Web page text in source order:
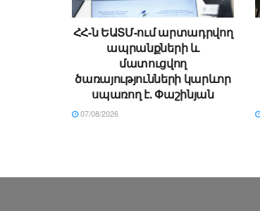
ՀՀ-ն ԵԱՏՄ-ում արտադրվող
ապրանքների և
մատուցվող
ծառայությունների կարևոր
սպառող է. Փաշինյան
07/08/2026